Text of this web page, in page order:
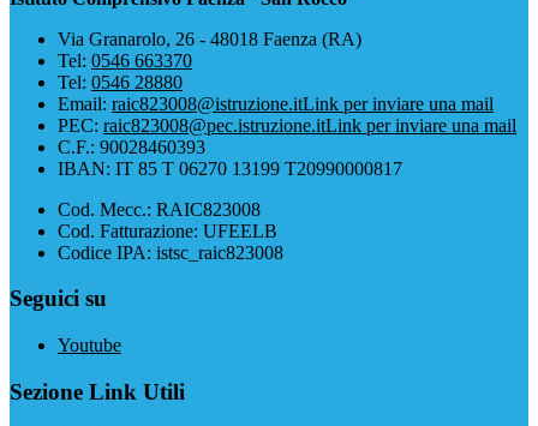
Via Granarolo, 26 - 48018 Faenza (RA)
Tel: 0546 663370
Tel: 0546 28880
Email: raic823008@istruzione.itLink per inviare una mail
PEC: raic823008@pec.istruzione.itLink per inviare una mail
C.F.: 90028460393
IBAN: IT 85 T 06270 13199 T20990000817
Cod. Mecc.: RAIC823008
Cod. Fatturazione: UFEELB
Codice IPA: istsc_raic823008
Seguici su
Youtube
Sezione Link Utili